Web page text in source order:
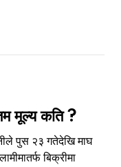
मूल्य कति ?
पुस २३ गतेदेखि माघ
बिक्रीमा